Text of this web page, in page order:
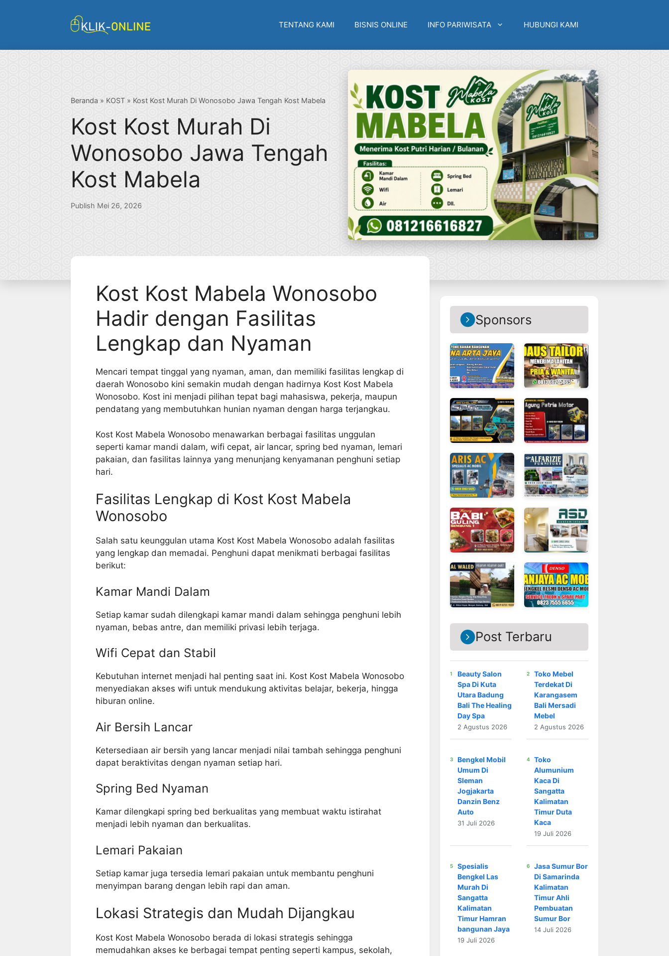
TENTANG KAMI BISNIS ONLINE INFO PARIWISATA HUBUNGI KAMI
Beranda » KOST » Kost Kost Murah Di Wonosobo Jawa Tengah Kost Mabela
Kost Kost Murah Di
Wonosobo Jawa Tengah
Kost Mabela
Publish Mei 26, 2026
Kost Kost Mabela Wonosobo
Hadir dengan Fasilitas
Lengkap dan Nyaman
Mencari tempat tinggal yang nyaman, aman, dan memiliki fasilitas lengkap di
daerah Wonosobo kini semakin mudah dengan hadirnya Kost Kost Mabela
Wonosobo. Kost ini menjadi pilihan tepat bagi mahasiswa, pekerja, maupun
pendatang yang membutuhkan hunian nyaman dengan harga terjangkau.
Kost Kost Mabela Wonosobo menawarkan berbagai fasilitas unggulan
seperti kamar mandi dalam, wifi cepat, air lancar, spring bed nyaman, lemari
pakaian, dan fasilitas lainnya yang menunjang kenyamanan penghuni setiap
hari.
Fasilitas Lengkap di Kost Kost Mabela
Wonosobo
Salah satu keunggulan utama Kost Kost Mabela Wonosobo adalah fasilitas
yang lengkap dan memadai. Penghuni dapat menikmati berbagai fasilitas
berikut:
Kamar Mandi Dalam
Setiap kamar sudah dilengkapi kamar mandi dalam sehingga penghuni lebih
nyaman, bebas antre, dan memiliki privasi lebih terjaga.
Wifi Cepat dan Stabil
Kebutuhan internet menjadi hal penting saat ini. Kost Kost Mabela Wonosobo
menyediakan akses wifi untuk mendukung aktivitas belajar, bekerja, hingga
hiburan online.
Air Bersih Lancar
Ketersediaan air bersih yang lancar menjadi nilai tambah sehingga penghuni
dapat beraktivitas dengan nyaman setiap hari.
Spring Bed Nyaman
Kamar dilengkapi spring bed berkualitas yang membuat waktu istirahat
menjadi lebih nyaman dan berkualitas.
Lemari Pakaian
Setiap kamar juga tersedia lemari pakaian untuk membantu penghuni
menyimpan barang dengan lebih rapi dan aman.
Lokasi Strategis dan Mudah Dijangkau
Kost Kost Mabela Wonosobo berada di lokasi strategis sehingga
memudahkan akses ke berbagai tempat penting seperti kampus, sekolah,
Sponsors
Post Terbaru
Beauty Salon
Spa Di Kuta
Utara Badung
Bali The Healing
Day Spa
2 Agustus 2026
Toko Mebel
Terdekat Di
Karangasem
Bali Mersadi
Mebel
2 Agustus 2026
Bengkel Mobil
Umum Di
Sleman
Jogjakarta
Danzin Benz
Auto
31 Juli 2026
Toko
Alumunium
Kaca Di
Sangatta
Kalimatan
Timur Duta
Kaca
19 Juli 2026
Spesialis
Bengkel Las
Murah Di
Sangatta
Kalimatan
Timur Hamran
bangunan Jaya
19 Juli 2026
Jasa Sumur Bor
Di Samarinda
Kalimatan
Timur Ahli
Pembuatan
Sumur Bor
14 Juli 2026